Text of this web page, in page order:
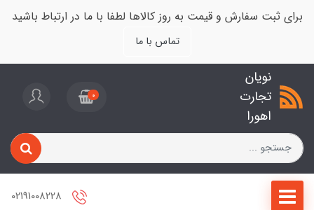
برای ثبت سفارش و قیمت به روز کالاها لطفا با ما در ارتباط باشید
تماس با ما
نویان
تجارت
اهورا
0